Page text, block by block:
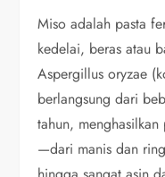
Miso adalah pasta
kedelai, beras atau
Aspergillus oryzae
berlangsung dari
tahun,
—dari manis dan